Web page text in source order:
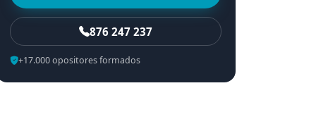
876 247 237
+17.000 opositores formados